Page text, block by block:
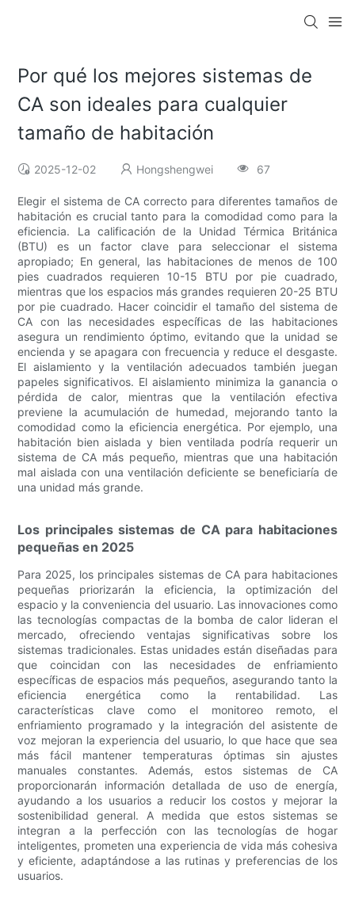
Por qué los mejores sistemas de
CA son ideales para cualquier
tamaño de habitación
2025-12-02 Hongshengwei 67
Elegir el sistema de CA correcto para diferentes tamaños de
habitación es crucial tanto para la comodidad como para la
eficiencia. La calificación de la Unidad Térmica Británica
(BTU) es un factor clave para seleccionar el sistema
apropiado; En general, las habitaciones de menos de 100
pies cuadrados requieren 10-15 BTU por pie cuadrado,
mientras que los espacios más grandes requieren 20-25 BTU
por pie cuadrado. Hacer coincidir el tamaño del sistema de
CA con las necesidades específicas de las habitaciones
asegura un rendimiento óptimo, evitando que la unidad se
encienda y se apagara con frecuencia y reduce el desgaste.
El aislamiento y la ventilación adecuados también juegan
papeles significativos. El aislamiento minimiza la ganancia o
pérdida de calor, mientras que la ventilación efectiva
previene la acumulación de humedad, mejorando tanto la
comodidad como la eficiencia energética. Por ejemplo, una
habitación bien aislada y bien ventilada podría requerir un
sistema de CA más pequeño, mientras que una habitación
mal aislada con una ventilación deficiente se beneficiaría de
una unidad más grande.
Los principales sistemas de CA para habitaciones
pequeñas en 2025
Para 2025, los principales sistemas de CA para habitaciones
pequeñas priorizarán la eficiencia, la optimización del
espacio y la conveniencia del usuario. Las innovaciones como
las tecnologías compactas de la bomba de calor lideran el
mercado, ofreciendo ventajas significativas sobre los
sistemas tradicionales. Estas unidades están diseñadas para
que coincidan con las necesidades de enfriamiento
específicas de espacios más pequeños, asegurando tanto la
eficiencia energética como la rentabilidad. Las
características clave como el monitoreo remoto, el
enfriamiento programado y la integración del asistente de
voz mejoran la experiencia del usuario, lo que hace que sea
más fácil mantener temperaturas óptimas sin ajustes
manuales constantes. Además, estos sistemas de CA
proporcionarán información detallada de uso de energía,
ayudando a los usuarios a reducir los costos y mejorar la
sostenibilidad general. A medida que estos sistemas se
integran a la perfección con las tecnologías de hogar
inteligentes, prometen una experiencia de vida más cohesiva
y eficiente, adaptándose a las rutinas y preferencias de los
usuarios.